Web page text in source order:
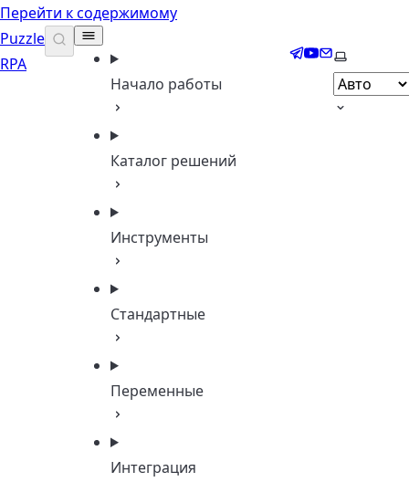
Перейти к содержимому
Puzzle
RPA
Начало работы
Каталог решений
Инструменты
Стандартные
Переменные
Интеграция
Telegram
YouTube
EmailВыберите